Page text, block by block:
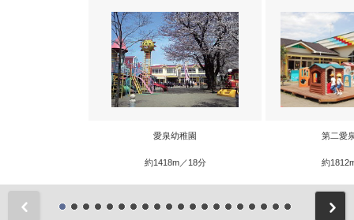
愛泉幼稚園
約1418m／18分
第二愛
約